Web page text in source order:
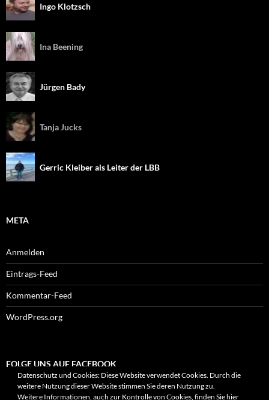
Ingo Klotzsch
Ina Beening
Jürgen Bady
Tanja Jucks
Gerric Kleiber als Leiter der LBB
META
Anmelden
Eintrags-Feed
Kommentar-Feed
WordPress.org
FOLGE UNS AUF FACEBOOK
Datenschutz und Cookies: Diese Website verwendet Cookies. Durch die
weitere Nutzung dieser Website stimmen Sie deren Nutzung zu.
Weitere Informationen, auch zur Kontrolle von Cookies, finden Sie hier